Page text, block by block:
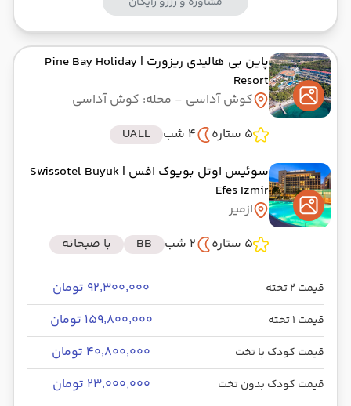
پاین بی هالیدی ریزورت | Pine Bay Holiday
Resort
کوش آداسی - محله: کوش آداسی
5 ستاره
4 شب
UALL
سوئیس اوتل بویوک افس | Swissotel Buyuk
Efes Izmir
ازمیر
5 ستاره
2 شب BB با صبحانه
قیمت 2 تخته ۹۲٬۳۰۰٬۰۰۰ تومان
قیمت 1 تخته ۱۵۹٬۸۰۰٬۰۰۰ تومان
قیمت کودک با تخت ۴۰٬۸۰۰٬۰۰۰ تومان
قیمت کودک بدون تخت ۲۳٬۰۰۰٬۰۰۰ تومان